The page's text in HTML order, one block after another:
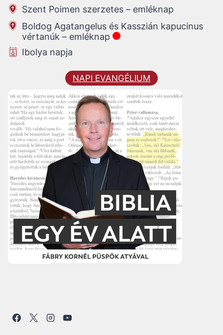
Szent Poimen szerzetes – emléknap
Boldog Agatangelus és Kasszián kapucinus
vértanúk – emléknap
Ibolya napja
NAPI EVANGÉLIUM